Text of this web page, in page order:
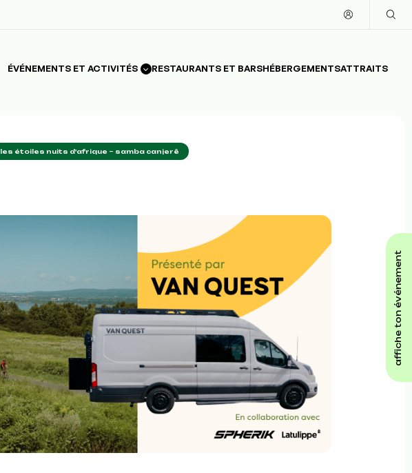
ÉVÉNEMENTS ET ACTIVITÉS RESTAURANTS ET BARSHÉBERGEMENTSATTRAITS
affiche ton événement
les étoiles nuits d'afrique – samba canjerê